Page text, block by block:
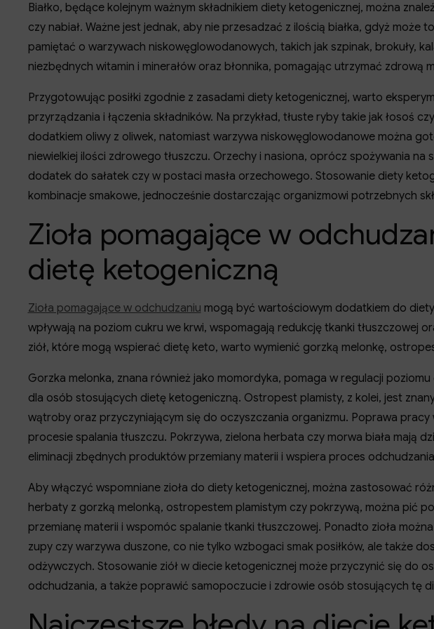
Białko, będące kolejnym ważnym składnikiem diety ketogenicznej, można
czy nabiał. Ważne jest jednak, aby nie przesadzać z ilością białka, gdyż może
pamiętać o warzywach niskowęglowodanowych, takich jak szpinak, brokuły,
niezbędnych witamin i minerałów oraz błonnika, pomagając utrzymać zdrową
Przygotowując posiłki zgodnie z zasadami diety ketogenicznej, warto
przyrządzania i łączenia składników. Na przykład, tłuste ryby takie jak łosoś
dodatkiem oliwy z oliwek, natomiast warzywa niskowęglowodanowe można
niewielkiej ilości zdrowego tłuszczu. Orzechy i nasiona, oprócz spożywania
dodatek do sałatek czy w postaci masła orzechowego. Stosowanie diety
kombinacje smakowe, jednocześnie dostarczając organizmowi potrzebnych
Zioła pomagające w
dietę ketogeniczną
Zioła pomagające w odchudzaniu mogą być wartościowym dodatkiem do
wpływają na poziom cukru we krwi, wspomagają redukcję tkanki tłuszczowej
ziół, które mogą wspierać dietę keto, warto wymienić gorzką melonkę,
Gorzka melonka, znana również jako momordyka, pomaga w regulacji
dla osób stosujących dietę ketogeniczną. Ostropest plamisty, z kolei, jest
wątroby oraz przyczyniającym się do oczyszczania organizmu. Poprawa
procesie spalania tłuszczu. Pokrzywa, zielona herbata czy morwa biała mają
eliminacji zbędnych produktów przemiany materii i wspiera proces
Aby włączyć wspomniane zioła do diety ketogenicznej, można zastosować
herbaty z gorzką melonką, ostropestem plamistym czy pokrzywą, można pić
przemianę materii i wspomóc spalanie tkanki tłuszczowej. Ponadto zioła
zupy czy warzywa duszone, co nie tylko wzbogaci smak posiłków, ale także
odżywczych. Stosowanie ziół w diecie ketogenicznej może przyczynić się do
odchudzania, a także poprawić samopoczucie i zdrowie osób stosujących tę